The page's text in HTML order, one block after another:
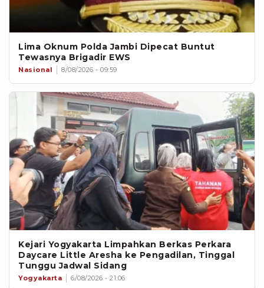
Lima Oknum Polda Jambi Dipecat Buntut
Tewasnya Brigadir EWS
Nasional 8/08/2026 - 09:59
Kejari Yogyakarta Limpahkan Berkas Perkara
Daycare Little Aresha ke Pengadilan, Tinggal
Tunggu Jadwal Sidang
Yogyakarta 6/08/2026 - 21:06